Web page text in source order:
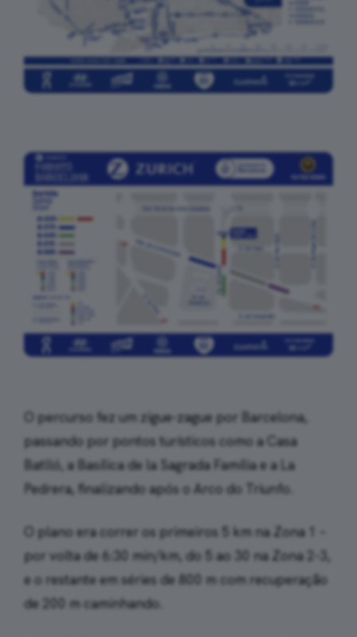
O percurso fez um zigue-zague por Barcelona,
passando por pontos turísticos como a Casa
Batlló, a Basílica de la Sagrada Família e a La
Pedrera, finalizando após o Arco do Triunfo.
O plano era correr os primeiros 5 km na Zona 1 –
por volta de 6:30 min/km, do 5 ao 30 na Zona 2-3,
e o restante em séries de 800 m com recuperação
de 200 m caminhando.